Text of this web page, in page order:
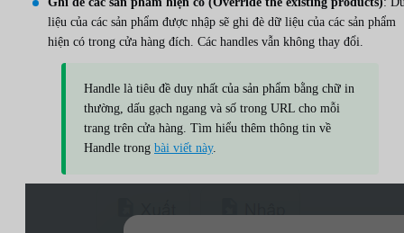
liệu của các sản phẩm được nhập sẽ ghi đè dữ liệu của các sản phẩm
hiện có trong cửa hàng đích. Các handles vẫn không thay đổi.
Handle là tiêu đề duy nhất của sản phẩm bằng chữ in
thường, dấu gạch ngang và số trong URL cho mỗi
trang trên cửa hàng. Tìm hiểu thêm thông tin về
Handle trong bài viết này.